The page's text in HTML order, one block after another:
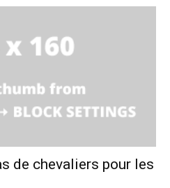
de chevaliers pour les